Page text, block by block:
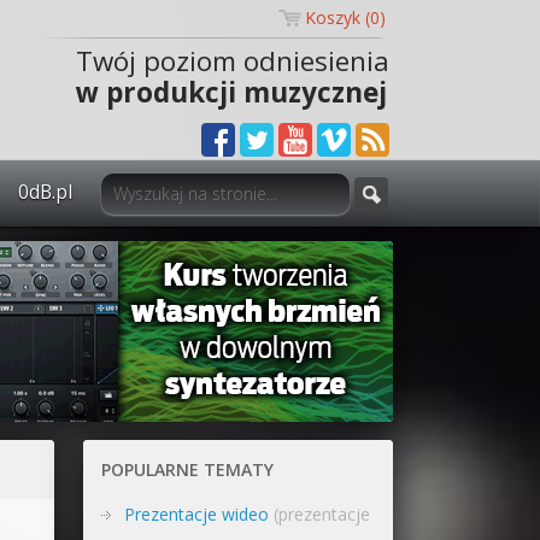
Koszyk (0)
Twój poziom odniesienia
w produkcji muzycznej
0dB.pl
0dB.pl - informacje
Newsletter
Materiały dla mediów
Archiwum aktualności
POPULARNE TEMATY
Prezentacje wideo (prezentacje